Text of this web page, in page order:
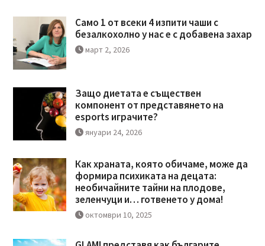
Само 1 от всеки 4 изпити чаши с
безалкохолно у нас е с добавена захар
март 2, 2026
Защо диетата е съществен
компонент от представянето на
esports играчите?
януари 24, 2026
Как храната, която обичаме, може да
формира психиката на децата:
необичайните тайни на плодове,
зеленчуци и… готвенето у дома!
октомври 10, 2025